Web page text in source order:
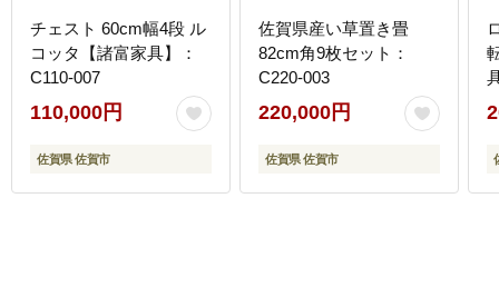
チェスト 60cm幅4段 ル
コッタ【諸富家具】：
C110-007
110,000円
佐賀県 佐賀市
佐賀県産い草置き畳
82cm角9枚セット：
C220-003
220,000円
佐賀県 佐賀市